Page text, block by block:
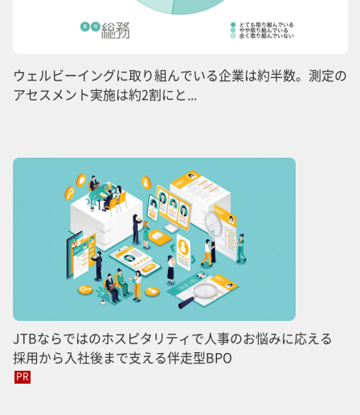
ウェルビーイングに取り組んでいる企業は約半数。測定の
アセスメント実施は約2割にと...
JTBならではのホスピタリティで人事のお悩みに応える
採用から入社後まで支える伴走型BPO
PR